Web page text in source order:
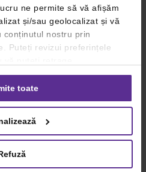
ne permite să vă afișăm
și/sau geolocalizat și vă
conținutul nostru prin
Puteți revizui preferințele
click pe linkul către
cookie.Detalii
toate